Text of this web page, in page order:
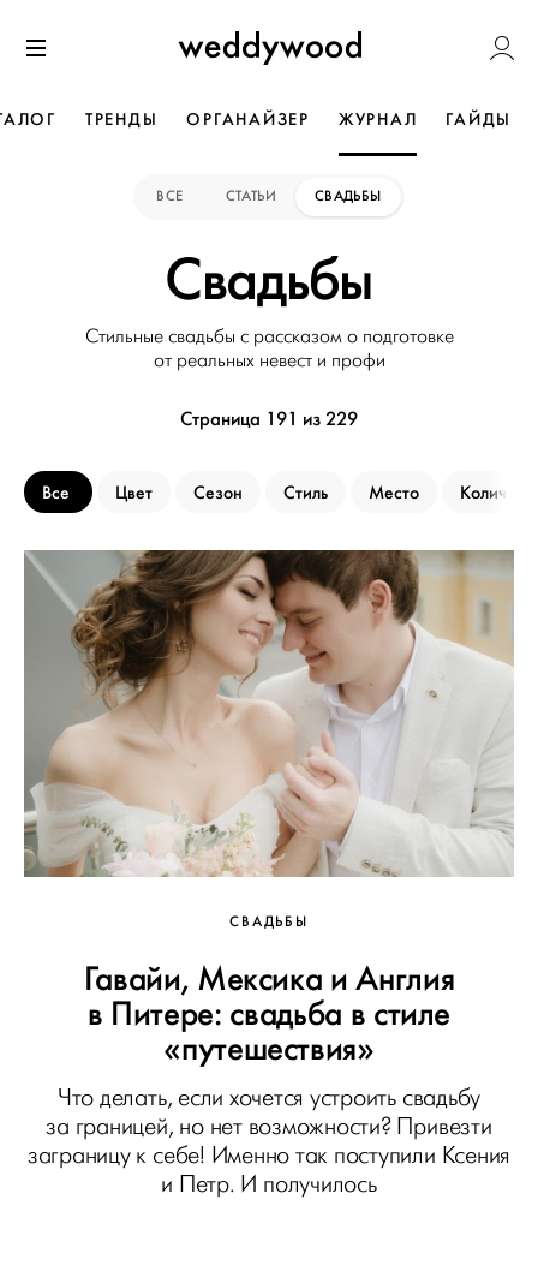
к содержанию
Weddywood
ТРЕНДЫ ОРГАНАЙЗЕР ЖУРНАЛ ГАЙДЫ
ВСЕ СТАТЬИ СВАДЬБЫ
Свадьбы
Стильные свадьбы с рассказом о подготовке
от реальных невест и профи
Страница 191 из 229
Все Цвет Сезон Стиль Место
СВАДЬБЫ
Гавайи, Мексика и Англия
в Питере: свадьба в стиле
«путешествия»
Что делать, если хочется устроить свадьбу
за границей, но нет возможности? Привезти
заграницу к себе! Именно так поступили Ксения
и Петр. И получилось